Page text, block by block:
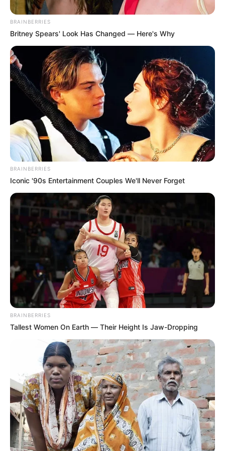
Conductores se salvan de trancones
El encuentro se enmarca en una Actuación Especial de
Fiscalización que adelanta la Dirección de Servicios
Públicos de la Contraloría Distrital, con el objetivo de
verificar si los operadores han cumplido con la
instalación y mantenimiento de los contenedores
establecidos contractualmente para la recolección de
residuos sólidos.
preocupación por los llamados “faltantes históricos” de
contenedores,es decir, aquellos que nunca fueron
ubicados o que fueron retirados sin justificación,
afectando directamente la limpieza del espacio público y
la calidad del servicio prestado a los ciudadanos.
Lea también: Definen tiempo límite para que le asignen
cita médica: se acaba la larga espera
El organismo reiteró que la fiscalización culminará en
BRAINBERRIES
Britney Spears' Look Has Changed — Here's Why
BRAINBERRIES
Iconic '90s Entertainment Couples We'll Never Forget
BRAINBERRIES
Tallest Women On Earth — Their Height Is Jaw-Dropping